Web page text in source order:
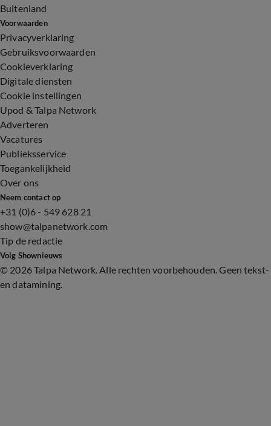
Buitenland
Voorwaarden
Privacyverklaring
Gebruiksvoorwaarden
Cookieverklaring
Digitale diensten
Cookie instellingen
Upod & Talpa Network
Adverteren
Vacatures
Publieksservice
Toegankelijkheid
Over ons
Neem contact op
+31 (0)6 - 549 628 21
show@talpanetwork.com
Tip de redactie
Volg Shownieuws
© 2026 Talpa Network. Alle rechten voorbehouden. Geen tekst-
en datamining.